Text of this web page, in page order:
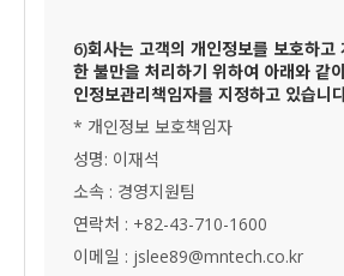
6)회사는 고객의 개인정보를 보호하고
한 불만을 처리하기 위하여 아래와 같
인정보관리책임자를 지정하고 있습니
* 개인정보 보호책임자
성명: 이재석
소속 : 경영지원팀
연락처 : +82-43-710-1600
이메일 : jslee89@mntech.co.kr